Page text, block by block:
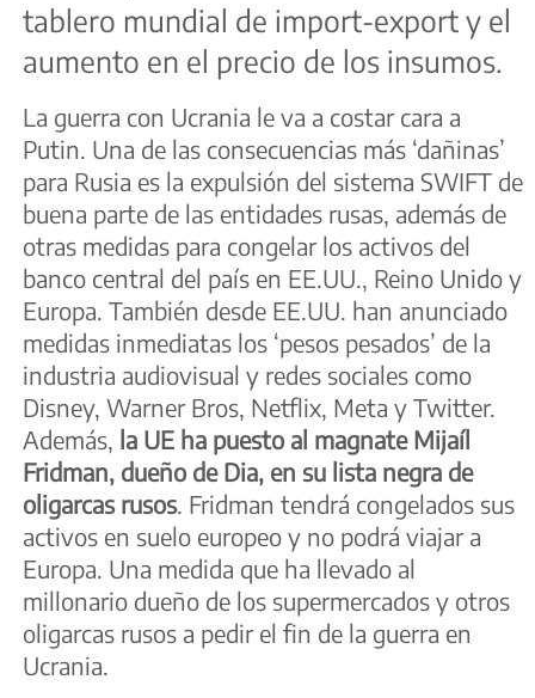
tablero mundial de import-export y el
aumento en el precio de los insumos.
La guerra con Ucrania le va a costar cara a
Putin. Una de las consecuencias más ‘dañinas’
para Rusia es la expulsión del sistema SWIFT de
buena parte de las entidades rusas, además de
otras medidas para congelar los activos del
banco central del país en EE.UU., Reino Unido y
Europa. También desde EE.UU. han anunciado
medidas inmediatas los ‘pesos pesados’ de la
industria audiovisual y redes sociales como
Disney, Warner Bros, Netflix, Meta y Twitter.
Además, la UE ha puesto al magnate Mijaíl
Fridman, dueño de Dia, en su lista negra de
oligarcas rusos. Fridman tendrá congelados sus
activos en suelo europeo y no podrá viajar a
Europa. Una medida que ha llevado al
millonario dueño de los supermercados y otros
oligarcas rusos a pedir el fin de la guerra en
Ucrania.